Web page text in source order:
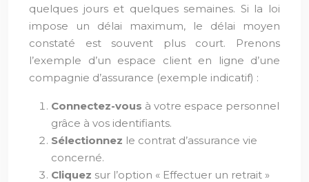
quelques jours et quelques semaines. Si la loi
impose un délai maximum, le délai moyen
constaté est souvent plus court. Prenons
l’exemple d’un espace client en ligne d’une
compagnie d’assurance (exemple indicatif) :
Connectez-vous à votre espace personnel
grâce à vos identifiants.
Sélectionnez le contrat d’assurance vie
concerné.
Cliquez sur l’option « Effectuer un retrait »